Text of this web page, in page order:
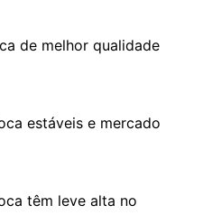
de melhor qualidade
estáveis e mercado
têm leve alta no